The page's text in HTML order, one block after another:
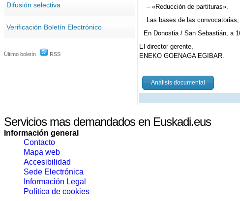
Difusión selectiva
Verificación Boletín Electrónico
Último boletín RSS
– «Reducción de partituras».
Las bases de las
En Donostia / San Sebastián, a
El director gerente,
ENEKO GOENAGA EGIBAR.
Análisis documental
Servicios mas demandados en Euskadi.eus
Información general
Contacto
Mapa web
Accesibilidad
Sede Electrónica
Información Legal
Política de cookies